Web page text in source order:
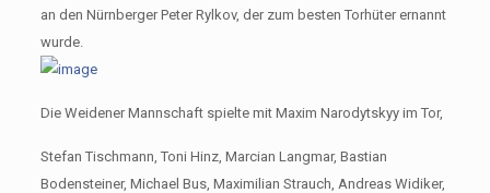
an den Nürnberger Peter Rylkov, der zum besten Torhüter ernannt
wurde.
Die Weidener Mannschaft spielte mit Maxim Narodytskyy im Tor,
Stefan Tischmann, Toni Hinz, Marcian Langmar, Bastian
Bodensteiner, Michael Bus, Maximilian Strauch, Andreas Widiker,